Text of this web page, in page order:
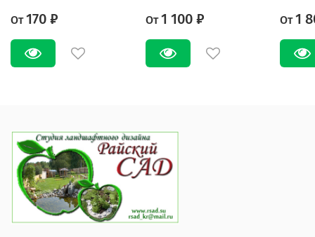
От 170 ₽ От 1 100 ₽ От 1